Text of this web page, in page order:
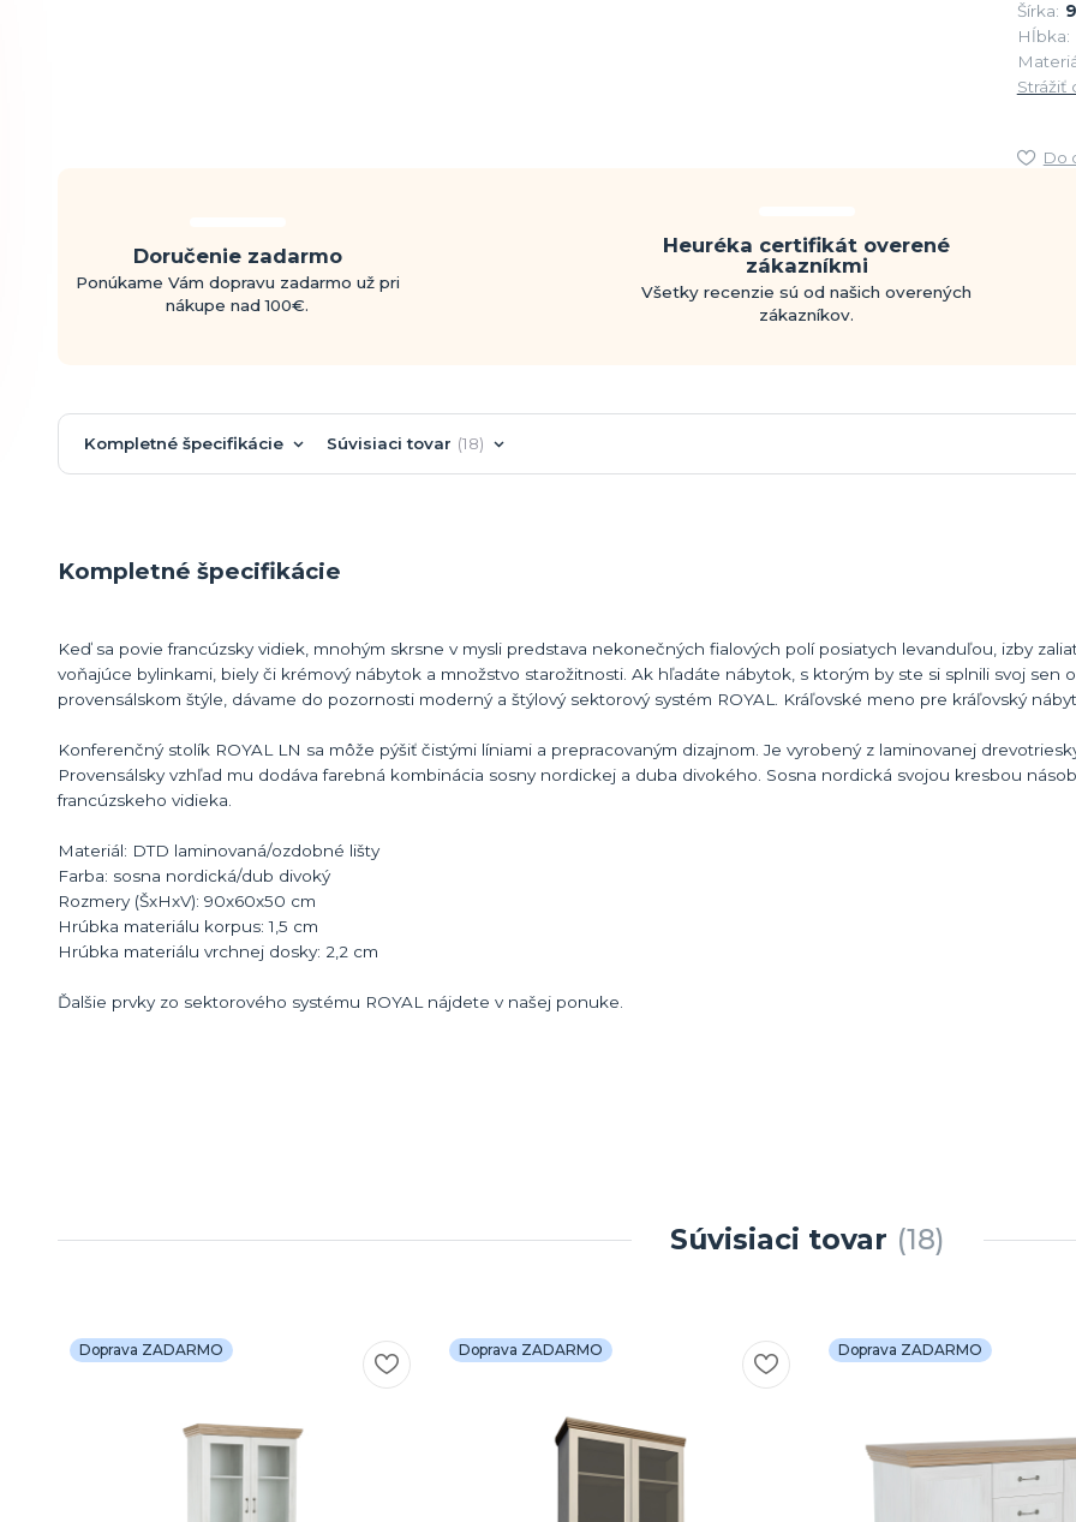
Šírka:
Hĺbka:
Strážiť
Do
Doručenie zadarmo
Ponúkame Vám dopravu zadarmo už pri
nákupe nad 100€.
Heuréka certifikát overené
zákazníkmi
Všetky recenzie sú od našich overených
zákazníkov.
Kompletné špecifikácie Súvisiaci tovar 18
Kompletné špecifikácie
Keď sa povie francúzsky vidiek, mnohým skrsne v mysli predstava nekonečných fialových polí posiatych levanduľou, izby
voňajúce bylinkami, biely či krémový nábytok a množstvo starožitnosti. Ak hľadáte nábytok, s ktorým by ste si splnili svoj sen
provensálskom štýle, dávame do pozornosti moderný a štýlový sektorový systém ROYAL. Kráľovské meno pre kráľovský
Konferenčný stolík ROYAL LN sa môže pýšiť čistými líniami a prepracovaným dizajnom. Je vyrobený z laminovanej
Provensálsky vzhľad mu dodáva farebná kombinácia sosny nordickej a duba divokého. Sosna nordická svojou kresbou
francúzskeho vidieka.
Materiál: DTD laminovaná/ozdobné lišty
Farba: sosna nordická/dub divoký
Rozmery (ŠxHxV): 90x60x50 cm
Hrúbka materiálu korpus: 1,5 cm
Hrúbka materiálu vrchnej dosky: 2,2 cm
Ďalšie prvky zo sektorového systému ROYAL nájdete v našej ponuke.
Súvisiaci tovar 18
Doprava ZADARMO Doprava ZADARMO Doprava ZADARMO